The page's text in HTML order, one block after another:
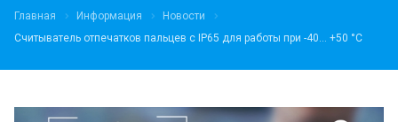
Главная Информация
Новости
Считыватель отпечатков пальцев с IP65 для работы при -40… +50 °С